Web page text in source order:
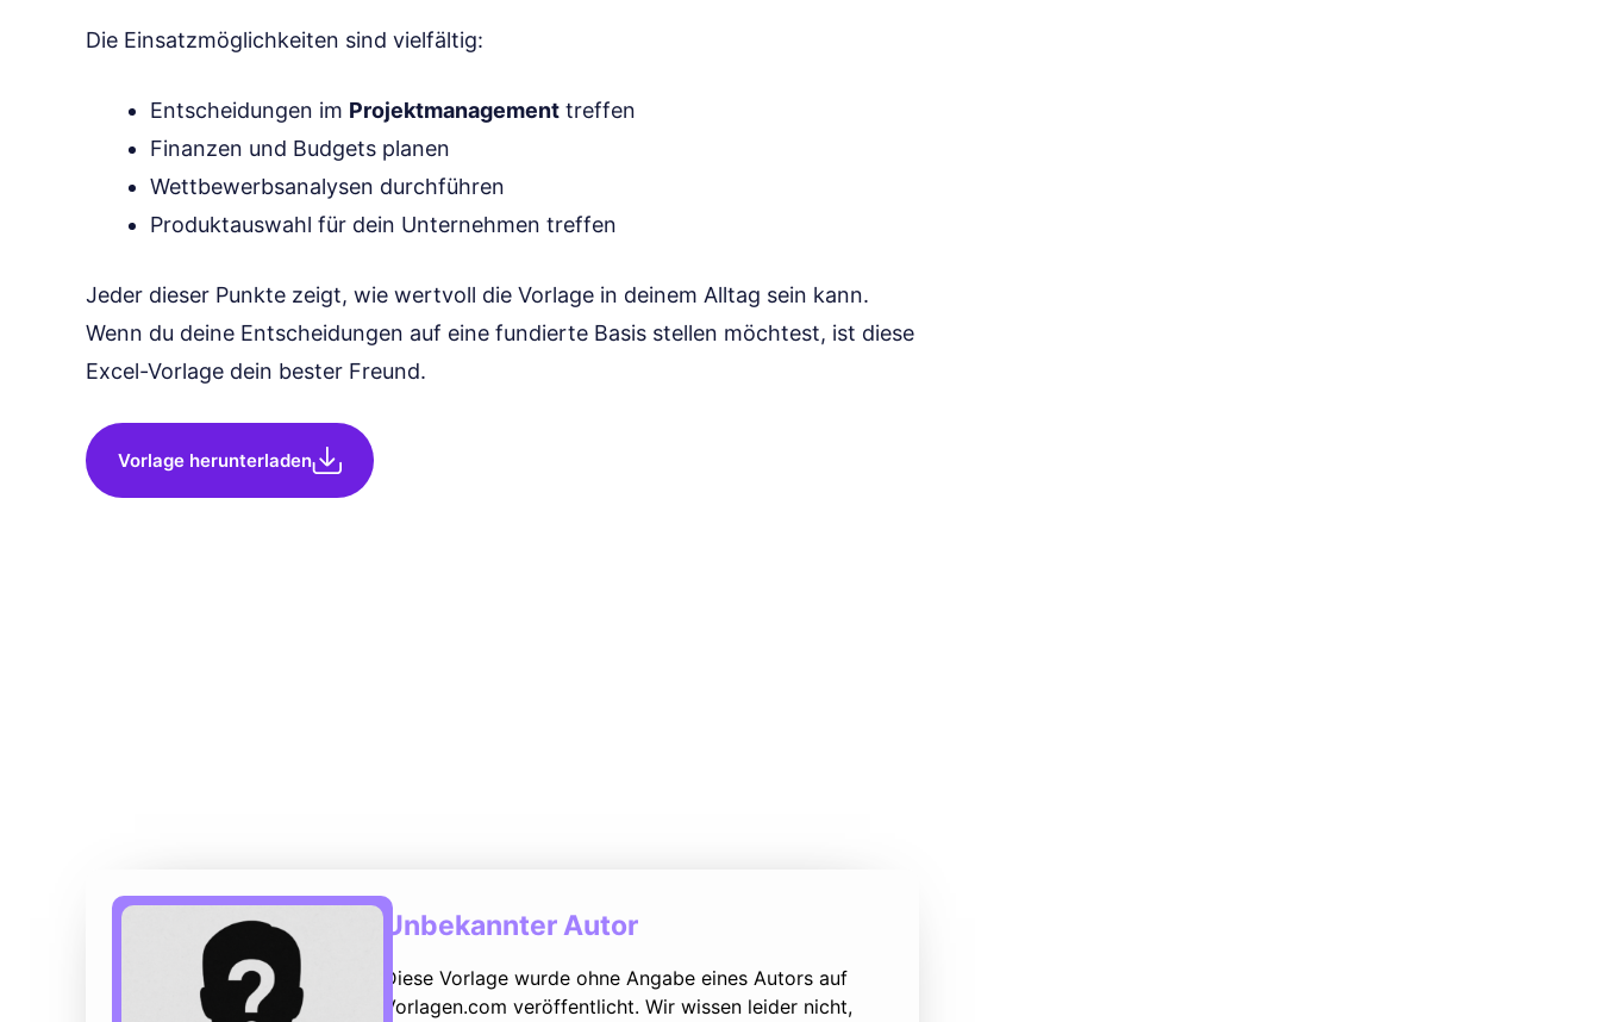
Die Einsatzmöglichkeiten sind vielfältig:
Entscheidungen im Projektmanagement treffen
Finanzen und Budgets planen
Wettbewerbsanalysen durchführen
Produktauswahl für dein Unternehmen treffen
Jeder dieser Punkte zeigt, wie wertvoll die Vorlage in deinem Alltag sein kann.
Wenn du deine Entscheidungen auf eine fundierte Basis stellen möchtest, ist diese
Excel-Vorlage dein bester Freund.
Vorlage herunterladen
Unbekannter Autor
Diese Vorlage wurde ohne Angabe eines Autors auf
Vorlagen.com veröffentlicht. Wir wissen leider nicht,